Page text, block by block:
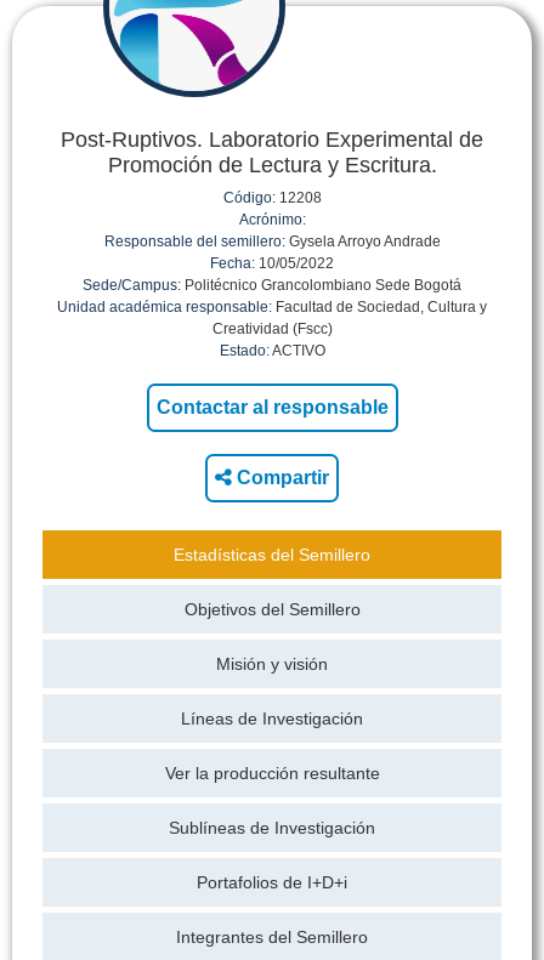
Post-Ruptivos. Laboratorio Experimental de
Promoción de Lectura y Escritura.
Código:12208
Acrónimo:
Responsable del semillero:Gysela Arroyo Andrade
Fecha: 10/05/2022
Sede/Campus: Politécnico Grancolombiano Sede Bogotá
Unidad académica responsable: Facultad de Sociedad, Cultura y
Creatividad (Fscc)
Estado:ACTIVO
Compartir
Estadísticas del Semillero
Objetivos del Semillero
Misión y visión
Líneas de Investigación
Ver la producción resultante
Sublíneas de Investigación
Portafolios de I+D+i
Integrantes del Semillero